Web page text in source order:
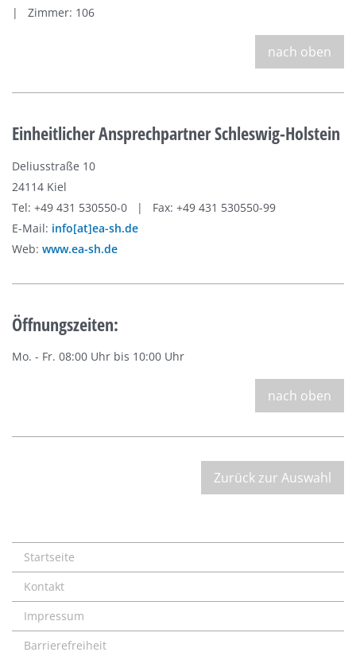
| Zimmer: 106
nach oben
Einheitlicher Ansprechpartner Schleswig-Holstein
Deliusstraße 10
24114 Kiel
Tel: +49 431 530550-0 | Fax: +49 431 530550-99
E-Mail: info[at]ea-sh.de
Web: www.ea-sh.de
Öffnungszeiten:
Mo. - Fr. 08:00 Uhr bis 10:00 Uhr
nach oben
Zurück zur Auswahl
Startseite
Kontakt
Impressum
Barrierefreiheit